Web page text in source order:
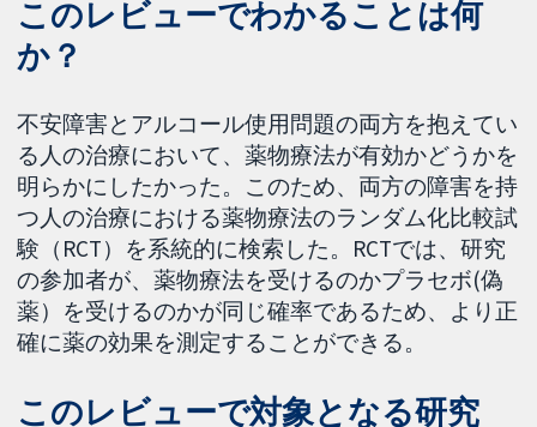
このレビューでわかることは何
か？
不安障害とアルコール使用問題の両方を抱えてい
る人の治療において、薬物療法が有効かどうかを
明らかにしたかった。このため、両方の障害を持
つ人の治療における薬物療法のランダム化比較試
験（RCT）を系統的に検索した。RCTでは、研究
の参加者が、薬物療法を受けるのかプラセボ(偽
薬）を受けるのかが同じ確率であるため、より正
確に薬の効果を測定することができる。
このレビューで対象となる研究